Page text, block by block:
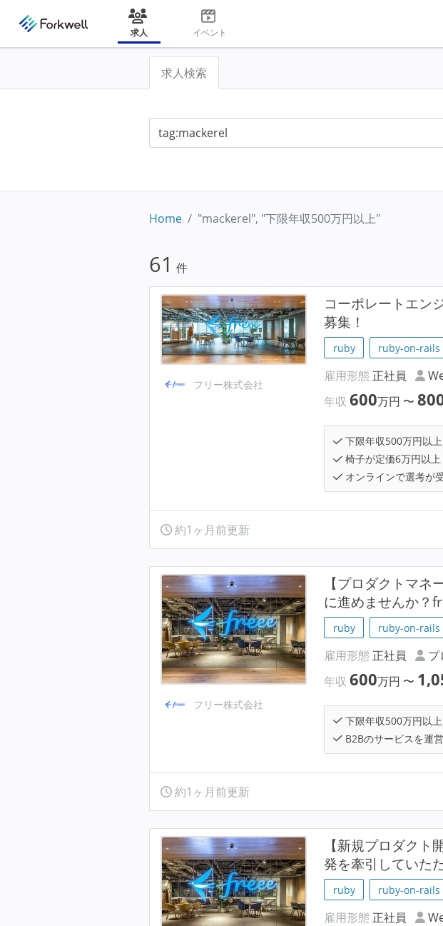
求人 イベント
求人検索
Home "mackerel", "下限年収500万円以上"
61 件
フリー株式会社
コーポレートエン
募集！
ruby ruby-on-rails
雇用形態 正社員
年収600万円 〜
下限年収500万円以上
椅子が定価6万円以上
オンラインで選考が
約1ヶ月前更新
フリー株式会社
【プロダクトマ
に進めませんか？
ruby ruby-on-rails
雇用形態 正社員 プ
年収600万円 〜
下限年収500万円以上
B2Bのサービスを運営
約1ヶ月前更新
【新規プロダク
発を牽引していた
ruby ruby-on-rails
雇用形態 正社員